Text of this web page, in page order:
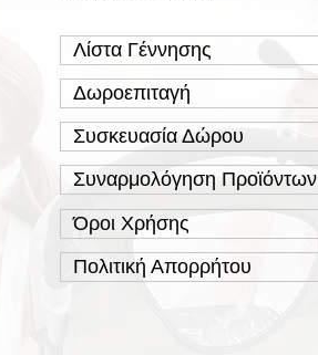
Λίστα Γέννησης
Δωροεπιταγή
Συσκευασία Δώρου
Συναρμολόγηση Προϊόντων
Όροι Χρήσης
Πολιτική Απορρήτου